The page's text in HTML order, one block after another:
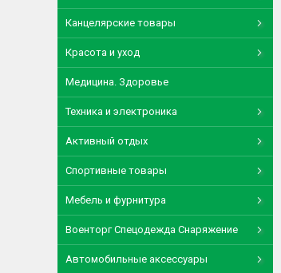
Канцелярские товары
Красота и уход
Медицина. Здоровье
Техника и электроника
Активный отдых
Спортивные товары
Мебель и фурнитура
Военторг Спецодежда Снаряжение
Автомобильные аксессуары